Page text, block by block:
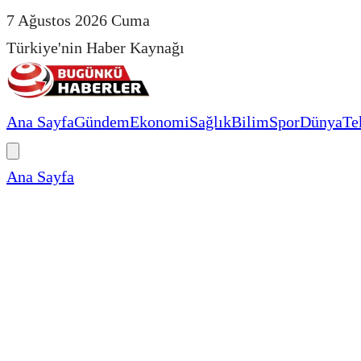
7 Ağustos 2026 Cuma
Türkiye'nin Haber Kaynağı
Ana SayfaGündemEkonomiSağlıkBilimSporDünya
Ana Sayfa